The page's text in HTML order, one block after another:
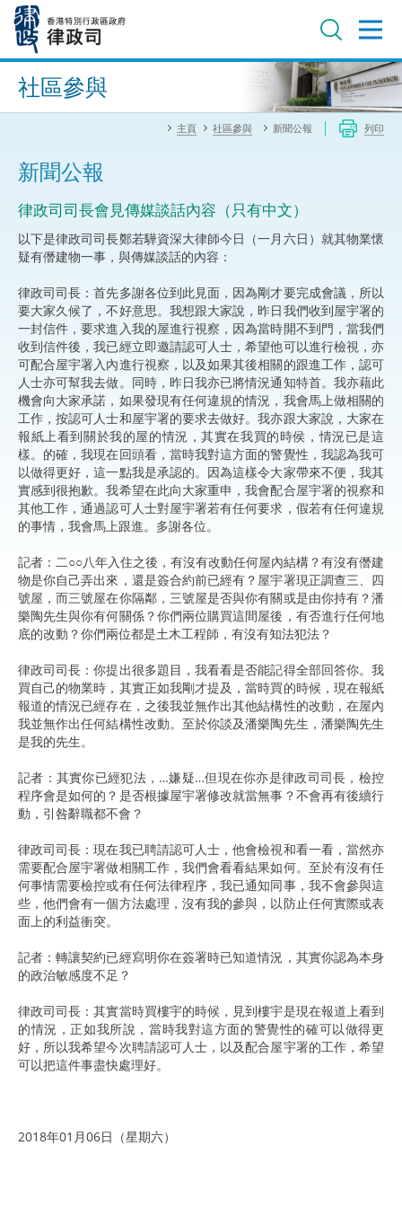
內
進階搜尋
社區參與
主頁 社區參與 新聞公報 列印
新聞公報
律政司司長會見傳媒談話內容（只有中文）
以下是律政司司長鄭若驊資深大律師今日（一月六日）就其物業懷
疑有僭建物一事，與傳媒談話的內容：
律政司司長：首先多謝各位到此見面，因為剛才要完成會議，所以
要大家久候了，不好意思。我想跟大家說，昨日我們收到屋宇署的
一封信件，要求進入我的屋進行視察，因為當時開不到門，當我們
收到信件後，我已經立即邀請認可人士，希望他可以進行檢視，亦
可配合屋宇署入內進行視察，以及如果其後相關的跟進工作，認可
人士亦可幫我去做。同時，昨日我亦已將情況通知特首。我亦藉此
機會向大家承諾，如果發現有任何違規的情況，我會馬上做相關的
工作，按認可人士和屋宇署的要求去做好。我亦跟大家說，大家在
報紙上看到關於我的屋的情況，其實在我買的時侯，情況已是這
樣。的確，我現在回頭看，當時我對這方面的警覺性，我認為我可
以做得更好，這一點我是承認的。因為這樣令大家帶來不便，我其
實感到很抱歉。我希望在此向大家重申，我會配合屋宇署的視察和
其他工作，通過認可人士對屋宇署若有任何要求，假若有任何違規
的事情，我會馬上跟進。多謝各位。
記者：二○○八年入住之後，有沒有改動任何屋內結構？有沒有僭建
物是你自己弄出來，還是簽合約前已經有？屋宇署現正調查三、四
號屋，而三號屋在你隔鄰，三號屋是否與你有關或是由你持有？潘
樂陶先生與你有何關係？你們兩位購買這間屋後，有否進行任何地
底的改動？你們兩位都是土木工程師，有沒有知法犯法？
律政司司長：你提出很多題目，我看看是否能記得全部回答你。我
買自己的物業時，其實正如我剛才提及，當時買的時候，現在報紙
報道的情況已經存在，之後我並無作出其他結構性的改動，在屋內
我並無作出任何結構性改動。至於你談及潘樂陶先生，潘樂陶先生
是我的先生。
記者：其實你已經犯法，…嫌疑…但現在你亦是律政司司長，檢控
程序會是如何的？是否根據屋宇署修改就當無事？不會再有後續行
動，引咎辭職都不會？
律政司司長：現在我已聘請認可人士，他會檢視和看一看，當然亦
需要配合屋宇署做相關工作，我們會看看結果如何。至於有沒有任
何事情需要檢控或有任何法律程序，我已通知同事，我不會參與這
些，他們會有一個方法處理，沒有我的參與，以防止任何實際或表
面上的利益衝突。
記者：轉讓契約已經寫明你在簽署時已知道情況，其實你認為本身
的政治敏感度不足？
律政司司長：其實當時買樓宇的時候，見到樓宇是現在報道上看到
的情況，正如我所說，當時我對這方面的警覺性的確可以做得更
好，所以我希望今次聘請認可人士，以及配合屋宇署的工作，希望
可以把這件事盡快處理好。
2018年01月06日（星期六）